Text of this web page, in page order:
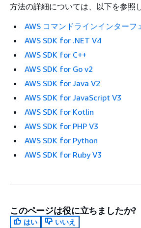
方法の詳細については、以下を参照
AWS コマンドラインインターフ
AWS SDK for .NET V4
AWS SDK for C++
AWS SDK for Go v2
AWS SDK for Java V2
AWS SDK for JavaScript V3
AWS SDK for Kotlin
AWS SDK for PHP V3
AWS SDK for Python
AWS SDK for Ruby V3
このページは役に立ちましたか?
はい
いいえ